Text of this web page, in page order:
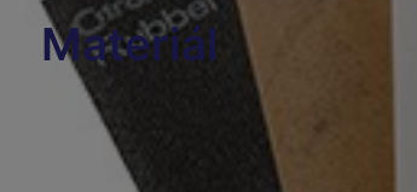
Materiál